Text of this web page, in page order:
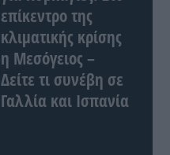
επίκεντρο της
κλιματικής κρίσης
η Μεσόγειος –
Δείτε τι συνέβη σε
Γαλλία και Ισπανία